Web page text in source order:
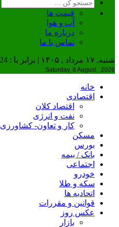
قیمت ها
آب و هوا
درباره ما
تماس با ما
شنبه, ۱۷ مرداد , ۱۴۰۵ | برابر با : 24 صفر 1448
Saturday, 8 August , 2026
خانه
اقتصادی
اقتصاد کلان
نفت و انرژی
کار و تعاون- کشاورزی
مسکن
بورس
بانک / بیمه
اجتماعی
خودرو
سکه و طلا
اتحادیه ها
قوانین و مقررات
عکس روز
بازار